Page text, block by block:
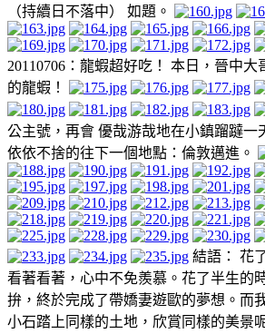
（持續日不落中） 如題。
20110706：龍蝦超好吃！ 本日，晉中
的龍蝦！
公主號，再會 優哉游哉地在小鎮蹓躂一
依依不捨的往下一個地點：倫敦邁進。
結語： 花
看著看著，心中不免羨慕。花了半生的
拚，終於完成了帶嬌妻遊歐的夢想。而
小石踏上同樣的土地，欣賞同樣的美景